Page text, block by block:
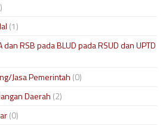
(1)
RSB pada BLUD pada RSUD dan UPTD
Jasa Pemerintah (0)
Daerah (2)
(0)